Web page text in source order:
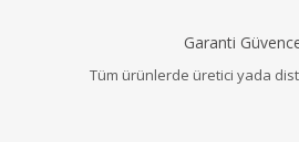
Garanti
Tüm ürünlerde üretici yada